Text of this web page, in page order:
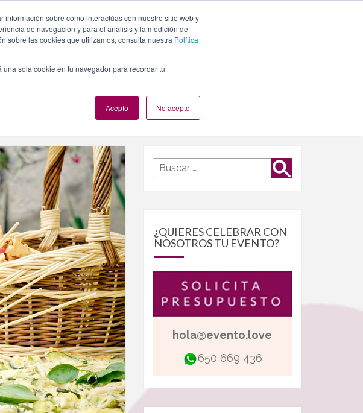
sobre cómo interactúas con nuestro sitio web y
de navegación y para el análisis y la medición de
sobre las cookies que utilizamos, consulta nuestra Política
sola cookie en tu navegador para recordar tu
Acepto No acepto
TE OFRECEMOS PLANES NUESTROS EVENTOS
Buscar
por:
Buscar
¿QUIERES CELEBRAR CON
NOSOTROS TU EVENTO?
hola@evento.love
650 669 436